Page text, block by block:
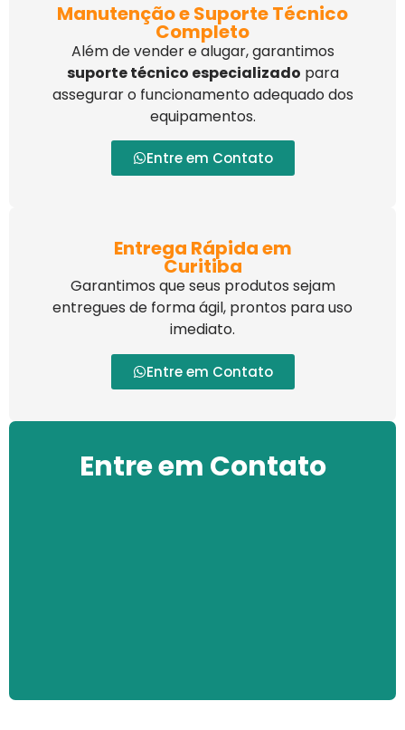
Manutenção e Suporte Técnico
Completo
Além de vender e alugar, garantimos
suporte técnico especializado para
assegurar o funcionamento adequado dos
equipamentos.
Entre em Contato
Entrega Rápida em
Curitiba
Garantimos que seus produtos sejam
entregues de forma ágil, prontos para uso
imediato.
Entre em Contato
Entre em Contato